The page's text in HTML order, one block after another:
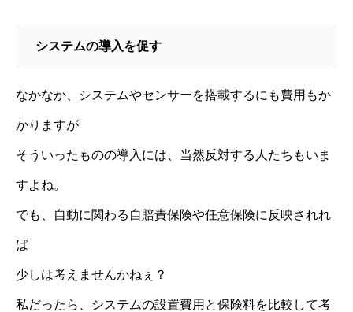
システムの導入を促す
なかなか、システムやセンサーを搭載するにも費用もか
かりますが
そういったものの導入には、当然反対する人たちもいま
すよね。
でも、自動に関わる自賠責保険や任意保険に反映されれ
ば
少しは考えませんかねぇ？
私だったら、システムの設置費用と保険料を比較して考